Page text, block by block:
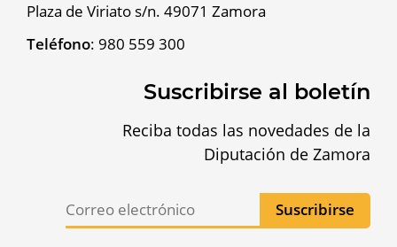
Plaza de Viriato s/n. 49071 Zamora
Teléfono: 980 559 300
Suscribirse al boletín
Reciba todas las novedades de la
Diputación de Zamora